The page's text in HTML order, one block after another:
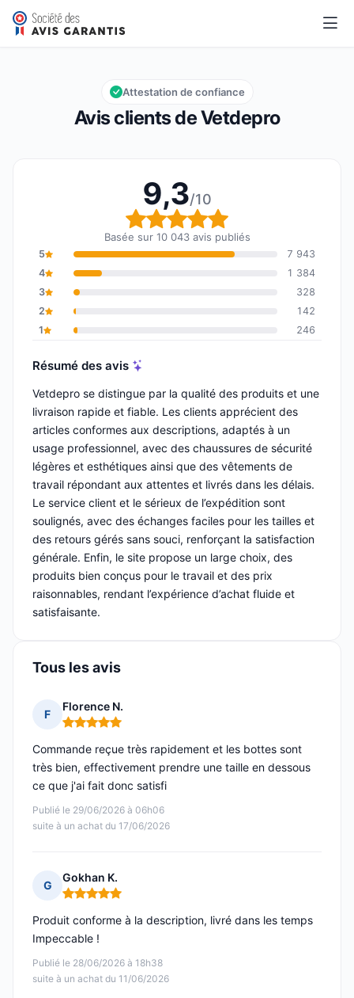
Vetdepro
Note globale : 9,3 sur 10
9,3/10
Avis clients de Vetdepro
Attestation de confiance
9,3/10
Note globale : 9,3 sur
Basée sur 10 043 avis publiés
5
7 943
4
1 384
3
328
2
142
1
246
Résumé des avis
Vetdepro se distingue par la qualité des produits et une
livraison rapide et fiable. Les clients apprécient des
articles conformes aux descriptions, adaptés à un
usage professionnel, avec des chaussures de sécurité
légères et esthétiques ainsi que des vêtements de
travail répondant aux attentes et livrés dans les délais.
Le service client et le sérieux de l’expédition sont
soulignés, avec des échanges faciles pour les tailles et
des retours gérés sans souci, renforçant la satisfaction
générale. Enfin, le site propose un large choix, des
produits bien conçus pour le travail et des prix
raisonnables, rendant l’expérience d’achat fluide et
satisfaisante.
Tous les avis
F
Florence N.
Note : 5 sur 5
Publié le 29/06/2026 à 06h06
suite à un achat du 17/06/2026
Commande reçue très rapidement et les bottes sont
très bien, effectivement prendre une taille en dessous
ce que j'ai fait donc satisfi
G
Gokhan K.
Note : 5 sur 5
Publié le 28/06/2026 à 18h38
suite à un achat du 11/06/2026
Produit conforme à la description, livré dans les temps
Impeccable !